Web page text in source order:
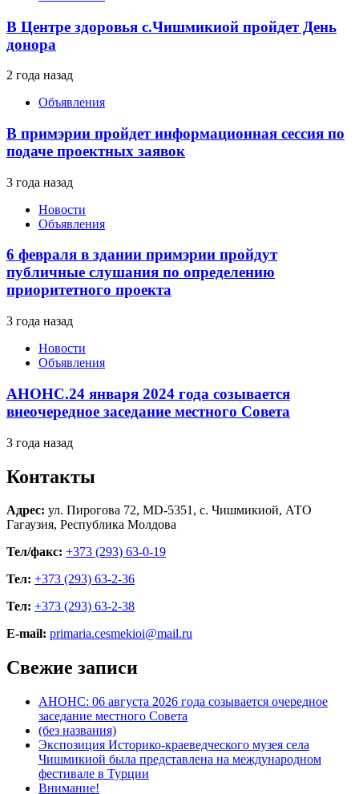
В Центре здоровья с.Чишмикиой пройдет День
донора
2 года назад
Объявления
В примэрии пройдет информационная сессия по
подаче проектных заявок
3 года назад
Новости
Объявления
6 февраля в здании примэрии пройдут
публичные слушания по определению
приоритетного проекта
3 года назад
Новости
Объявления
АНОНС.24 января 2024 года созывается
внеочередное заседание местного Совета
3 года назад
Контакты
Адрес: ул. Пирогова 72, MD-5351, с. Чишмикиой, АТО
Гагаузия, Республика Молдова
Тел/факс: +373 (293) 63-0-19
Тел: +373 (293) 63-2-36
Тел: +373 (293) 63-2-38
E-mail: primaria.cesmekioi@mail.ru
Свежие записи
АНОНС: 06 августа 2026 года созывается очередное
заседание местного Совета
(без названия)
Экспозиция Историко-краеведческого музея села
Чишмикиой была представлена на международном
фестивале в Турции
Внимание!